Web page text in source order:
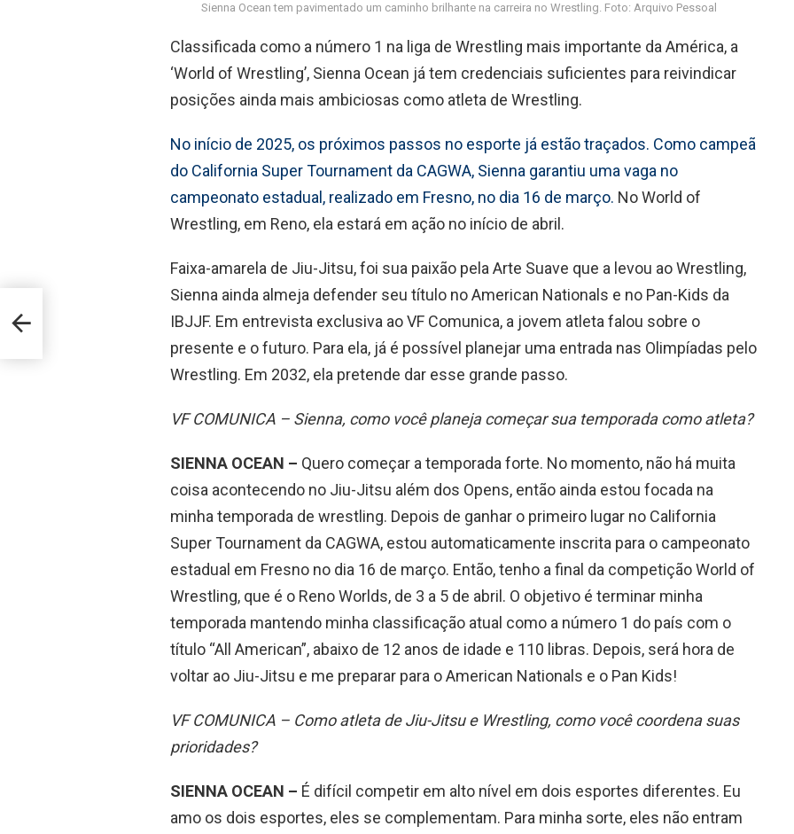
Sienna Ocean tem pavimentado um caminho brilhante na carreira no Wrestling. Foto: Arquivo Pessoal
Classificada como a número 1 na liga de Wrestling mais importante da América, a
‘World of Wrestling’, Sienna Ocean já tem credenciais suficientes para reivindicar
posições ainda mais ambiciosas como atleta de Wrestling.
No início de 2025, os próximos passos no esporte já estão traçados. Como campeã
do California Super Tournament da CAGWA, Sienna garantiu uma vaga no
campeonato estadual, realizado em Fresno, no dia 16 de março. No World of
Wrestling, em Reno, ela estará em ação no início de abril.
Faixa-amarela de Jiu-Jitsu, foi sua paixão pela Arte Suave que a levou ao Wrestling,
Sienna ainda almeja defender seu título no American Nationals e no Pan-Kids da
IBJJF. Em entrevista exclusiva ao VF Comunica, a jovem atleta falou sobre o
presente e o futuro. Para ela, já é possível planejar uma entrada nas Olimpíadas pelo
Wrestling. Em 2032, ela pretende dar esse grande passo.
VF COMUNICA – Sienna, como você planeja começar sua temporada como atleta?
SIENNA OCEAN – Quero começar a temporada forte. No momento, não há muita
coisa acontecendo no Jiu-Jitsu além dos Opens, então ainda estou focada na
minha temporada de wrestling. Depois de ganhar o primeiro lugar no California
Super Tournament da CAGWA, estou automaticamente inscrita para o campeonato
estadual em Fresno no dia 16 de março. Então, tenho a final da competição World of
Wrestling, que é o Reno Worlds, de 3 a 5 de abril. O objetivo é terminar minha
temporada mantendo minha classificação atual como a número 1 do país com o
título “All American”, abaixo de 12 anos de idade e 110 libras. Depois, será hora de
voltar ao Jiu-Jitsu e me preparar para o American Nationals e o Pan Kids!
VF COMUNICA – Como atleta de Jiu-Jitsu e Wrestling, como você coordena suas
prioridades?
SIENNA OCEAN – É difícil competir em alto nível em dois esportes diferentes. Eu
amo os dois esportes, eles se complementam. Para minha sorte, eles não entram